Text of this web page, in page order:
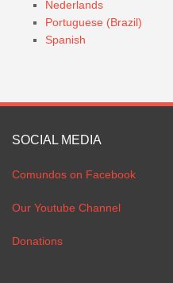
Nederlands
Portuguese (Brazil)
Spanish
SOCIAL MEDIA
Comundos on Facebook
Our Youtube Channel
Donations